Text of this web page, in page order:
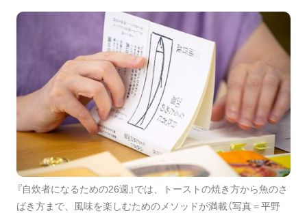
『自炊者になるための26週』では、トーストの焼き方から魚のさ
ばき方まで、風味を楽しむためのメソッドが満載（写真＝平野